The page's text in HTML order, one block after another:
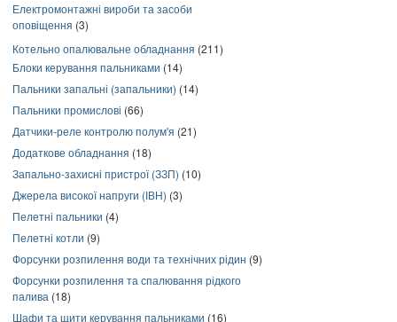
Електромонтажні вироби та засоби
оповіщення (3)
Котельно опалювальне обладнання (211)
Блоки керування пальниками (14)
Пальники запальні (запальники) (14)
Пальники промислові (66)
Датчики-реле контролю полум'я (21)
Додаткове обладнання (18)
Запально-захисні пристрої (ЗЗП) (10)
Джерела високої напруги (ІВН) (3)
Пелетні пальники (4)
Пелетні котли (9)
Форсунки розпилення води та технічних рідин (9)
Форсунки розпилення та спалювання рідкого
палива (18)
Шафи та щити керування пальниками (16)